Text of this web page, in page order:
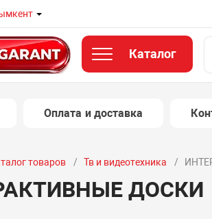
Каталог
Оплата и доставка
товаров Тв и видеотехника
ДОСКИ